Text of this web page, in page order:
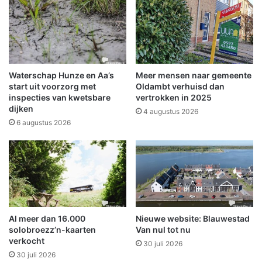
i
n
W
i
n
s
c
h
o
t
n
d
a
6
w
e
k
e
n
d
i
h
t
v
o
o
r
g
r
o
o
Waterschap Hunze en Aa’s
start uit voorzorg met
inspecties van kwetsbare
dijken
6 augustus 2026
Meer mensen naar gemeente
Oldambt verhuisd dan
vertrokken in 2025
4 augustus 2026
Al meer dan 16.000
solobroezz’n-kaarten
verkocht
30 juli 2026
Nieuwe website: Blauwestad
Van nul tot nu
30 juli 2026